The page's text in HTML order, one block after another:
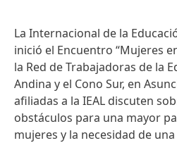
La Internacional de la
inició el Encuentro “Mujeres
la Red de Trabajadoras de la
Andina y el Cono Sur, en
afiliadas a la IEAL discuten
obstáculos para una mayor
mujeres y la necesidad de